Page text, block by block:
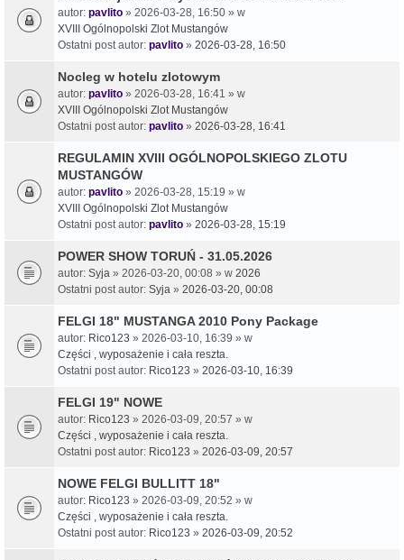
autor: pavlito » 2026-03-28, 16:50 » w
XVIII Ogólnopolski Zlot Mustangów
Ostatni post autor: pavlito » 2026-03-28, 16:50
Nocleg w hotelu zlotowym
autor: pavlito » 2026-03-28, 16:41 » w
XVIII Ogólnopolski Zlot Mustangów
Ostatni post autor: pavlito » 2026-03-28, 16:41
REGULAMIN XVIII OGÓLNOPOLSKIEGO ZLOTU
MUSTANGÓW
autor: pavlito » 2026-03-28, 15:19 » w
XVIII Ogólnopolski Zlot Mustangów
Ostatni post autor: pavlito » 2026-03-28, 15:19
POWER SHOW TORUŃ - 31.05.2026
autor: Syja » 2026-03-20, 00:08 » w 2026
Ostatni post autor: Syja » 2026-03-20, 00:08
FELGI 18" MUSTANGA 2010 Pony Package
autor: Rico123 » 2026-03-10, 16:39 » w
Części , wyposażenie i cała reszta.
Ostatni post autor: Rico123 » 2026-03-10, 16:39
FELGI 19" NOWE
autor: Rico123 » 2026-03-09, 20:57 » w
Części , wyposażenie i cała reszta.
Ostatni post autor: Rico123 » 2026-03-09, 20:57
NOWE FELGI BULLITT 18"
autor: Rico123 » 2026-03-09, 20:52 » w
Części , wyposażenie i cała reszta.
Ostatni post autor: Rico123 » 2026-03-09, 20:52